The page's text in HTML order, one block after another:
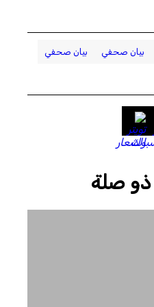
بيان صحفي بيان صحفي
صلة